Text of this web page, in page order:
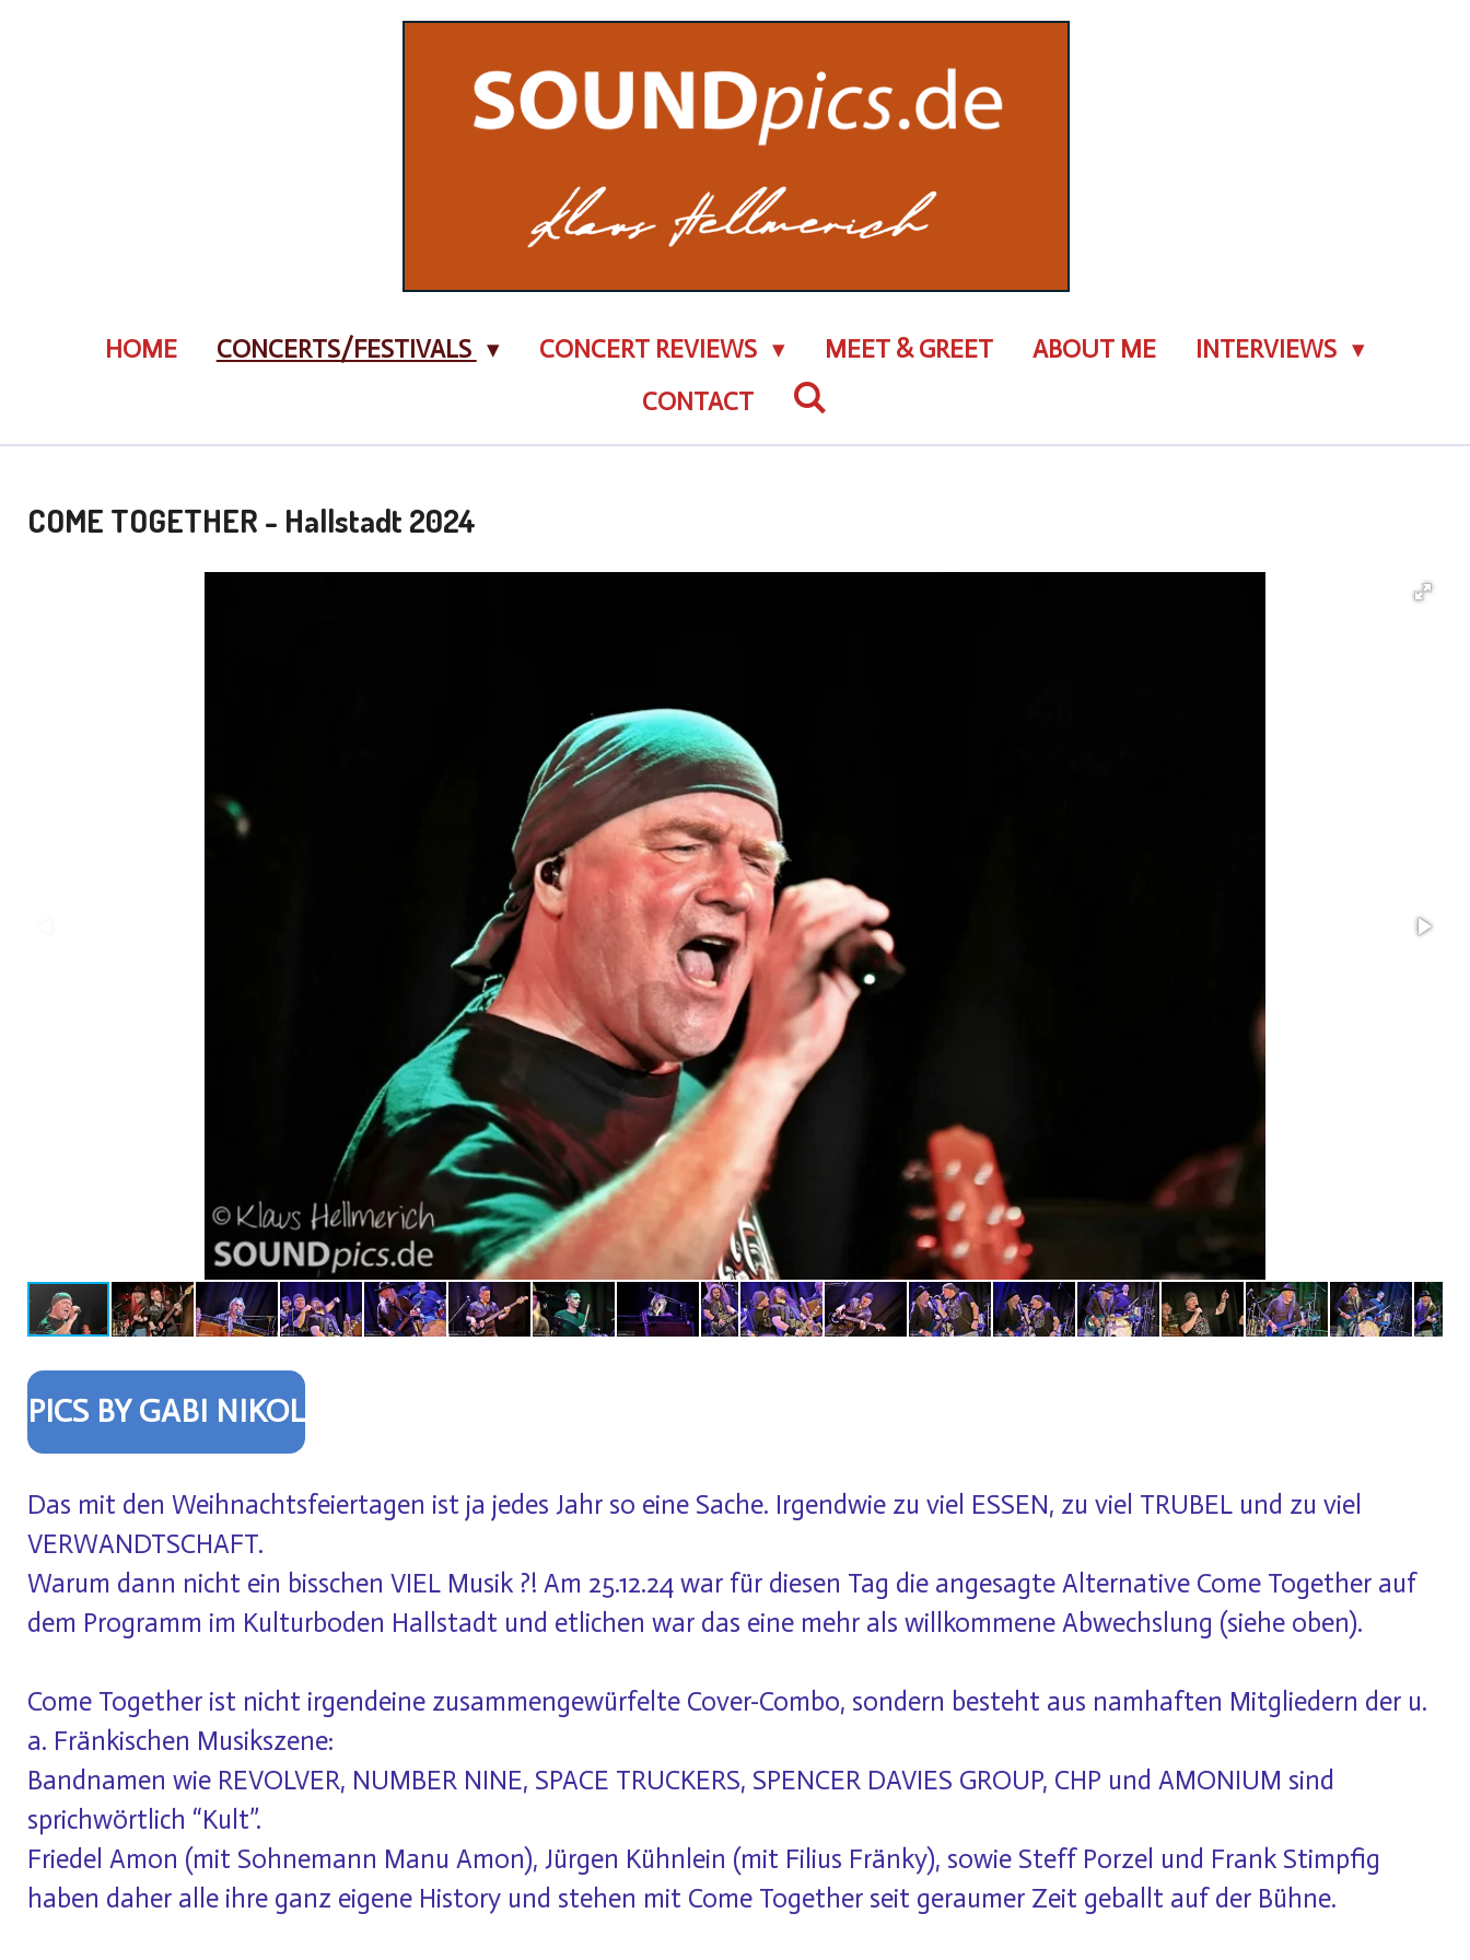
HOME CONCERTS/FESTIVALS CONCERT REVIEWS MEET & GREET ABOUT ME
INTERVIEWS
CONTACT
COME TOGETHER - Hallstadt 2024
PICS BY GABI NIKOL
Das mit den Weihnachtsfeiertagen ist ja jedes Jahr so eine Sache. Irgendwie zu viel ESSEN, zu viel TRUBEL und zu viel
VERWANDTSCHAFT.
Warum dann nicht ein bisschen VIEL Musik ?! Am 25.12.24 war für diesen Tag die angesagte Alternative Come Together auf
dem Programm im Kulturboden Hallstadt und etlichen war das eine mehr als willkommene Abwechslung (siehe oben).
Come Together ist nicht irgendeine zusammengewürfelte Cover-Combo, sondern besteht aus namhaften Mitgliedern der u.
a. Fränkischen Musikszene:
Bandnamen wie REVOLVER, NUMBER NINE, SPACE TRUCKERS, SPENCER DAVIES GROUP, CHP und AMONIUM sind
sprichwörtlich “Kult”.
Friedel Amon (mit Sohnemann Manu Amon), Jürgen Kühnlein (mit Filius Fränky), sowie Steff Porzel und Frank Stimpfig
haben daher alle ihre ganz eigene History und stehen mit Come Together seit geraumer Zeit geballt auf der Bühne.